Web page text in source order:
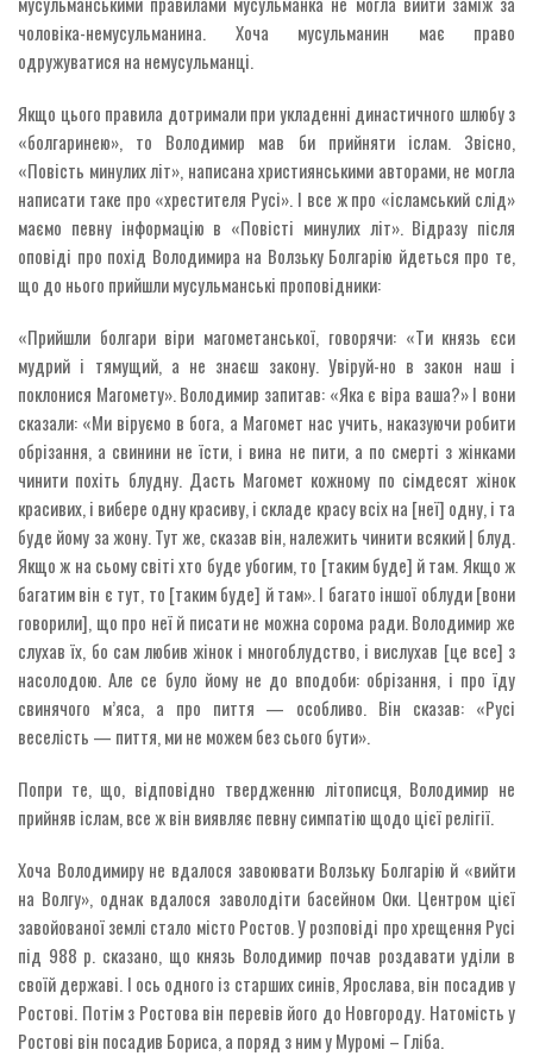
чоловіка-немусульманина. Хоча мусульманин має право
одружуватися на немусульманці.
Якщо цього правила дотримали при укладенні династичного шлюбу з
«болгаринею», то Володимир мав би прийняти іслам. Звісно,
«Повість минулих літ», написана християнськими авторами, не могла
написати таке про «хрестителя Русі». І все ж про «ісламський слід»
маємо певну інформацію в «Повісті минулих літ». Відразу після
оповіді про похід Володимира на Волзьку Болгарію йдеться про те,
що до нього прийшли мусульманські проповідники:
«Прийшли болгари віри магометанської, говорячи: «Ти князь єси
мудрий і тямущий, а не знаєш закону. Увіруй-но в закон наш і
поклонися Магомету». Володимир запитав: «Яка є віра ваша?» І вони
сказали: «Ми віруємо в бога, а Магомет нас учить, наказуючи робити
обрізання, а свинини не їсти, і вина не пити, а по смерті з жінками
чинити похіть блудну. Дасть Магомет кожному по сімдесят жінок
красивих, і вибере одну красиву, і складе красу всіх на [неї] одну, і та
буде йому за жону. Тут же, сказав він, належить чинити всякий | блуд.
Якщо ж на сьому світі хто буде убогим, то [таким буде] й там. Якщо ж
багатим він є тут, то [таким буде] й там». І багато іншої облуди [вони
говорили], що про неї й писати не можна сорома ради. Володимир же
слухав їх, бо сам любив жінок і многоблудство, і вислухав [це все] з
насолодою. Але се було йому не до вподоби: обрізання, і про їду
свинячого м’яса, а про пиття — особливо. Він сказав: «Русі
веселість — пиття, ми не можем без сього бути».
Попри те, що, відповідно твердженню літописця, Володимир не
прийняв іслам, все ж він виявляє певну симпатію щодо цієї релігії.
Хоча Володимиру не вдалося завоювати Волзьку Болгарію й «вийти
на Волгу», однак вдалося заволодіти басейном Оки. Центром цієї
завойованої землі стало місто Ростов. У розповіді про хрещення Русі
під 988 р. сказано, що князь Володимир почав роздавати уділи в
своїй державі. І ось одного із старших синів, Ярослава, він посадив у
Ростові. Потім з Ростова він перевів його до Новгороду. Натомість у
Ростові він посадив Бориса, а поряд з ним у Муромі – Гліба.